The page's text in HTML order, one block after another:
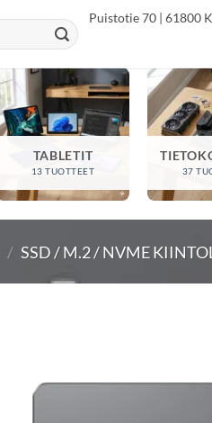
Puistotie 70 | 61800
TABLETIT
13 TUOTTEET 37
/ SSD / M.2 / NVME